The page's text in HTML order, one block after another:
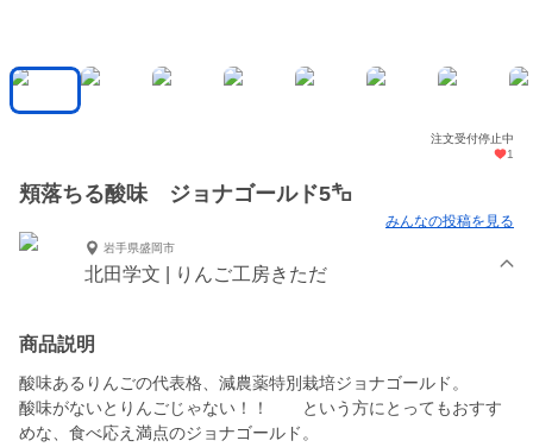
注文受付停止中
1
頬落ちる酸味 ジョナゴールド5㌔
みんなの投稿を見る
岩手県盛岡市
北田学文 | りんご工房きただ
商品説明
酸味あるりんごの代表格、減農薬特別栽培ジョナゴールド。
酸味がないとりんごじゃない！！ という方にとってもおすす
めな、食べ応え満点のジョナゴールド。